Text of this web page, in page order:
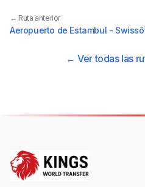
← Ruta anterior
Aeropuerto de Estambul -
← Ver todas las